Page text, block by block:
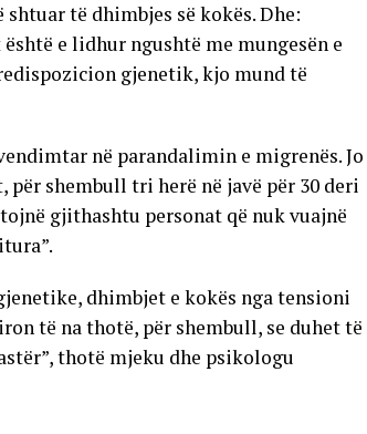
të dhimbjes së kokës. Dhe:
e lidhur ngushtë me mungesën e
gjenetik, kjo mund të
në parandalimin e migrenës. Jo
shembull tri herë në javë për 30 deri
gjithashtu personat që nuk vuajnë
dhimbjet e kokës nga tensioni
të na thotë, për shembull, se duhet të
thotë mjeku dhe psikologu